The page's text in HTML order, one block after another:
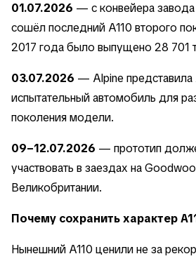
01.07.2026 — с конвейера
сошёл последний A110 второго
2017 года было выпущено 28 701
03.07.2026 — Alpine представила
испытательный автомобиль для
поколения модели.
09–12.07.2026 — прототип
участвовать в заездах на
Великобритании.
Почему сохранить характер
Нынешний A110 ценили не за